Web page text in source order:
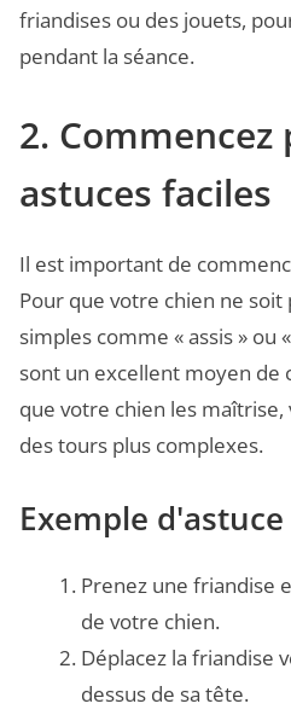
friandises ou des jouets,
pendant la séance.
2. Commencez
astuces faciles
Il est important de
Pour que votre chien ne
simples comme « assis » ou
sont un excellent moyen de
que votre chien les maîtrise,
des tours plus complexes.
Exemple
Prenez une friandise
de votre chien.
Déplacez la friandise
dessus de sa tête.